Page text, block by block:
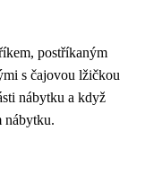
postříkaným
s čajovou lžičkou
nábytku a když
nábytku.